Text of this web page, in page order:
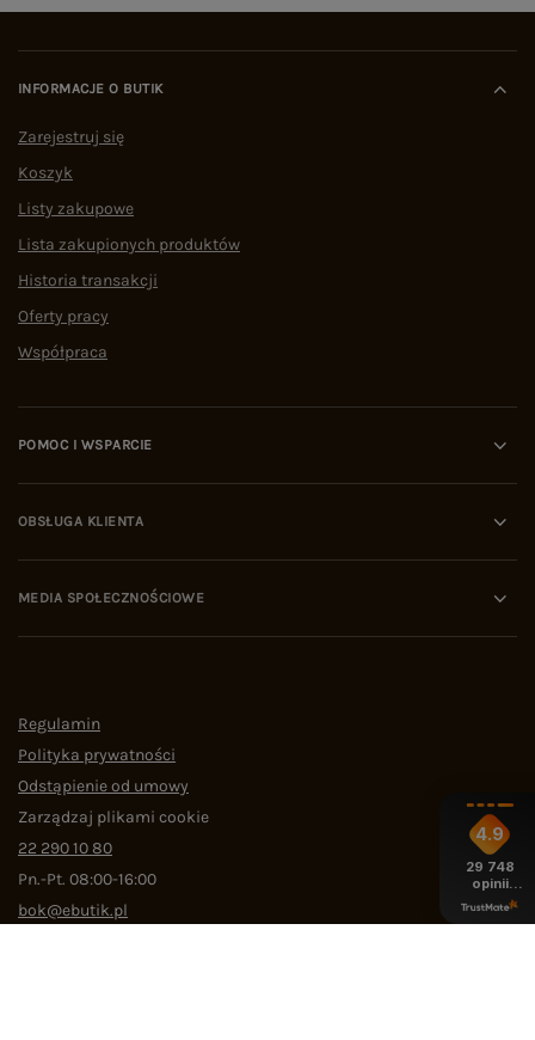
INFORMACJE O BUTIK
Zarejestruj się
Koszyk
Listy zakupowe
Lista zakupionych produktów
Historia transakcji
Oferty pracy
Współpraca
POMOC I WSPARCIE
OBSŁUGA KLIENTA
MEDIA SPOŁECZNOŚCIOWE
Regulamin
Polityka prywatności
Odstąpienie od umowy
Zarządzaj plikami cookie
22 290 10 80
Pn.-Pt. 08:00-16:00
bok@ebutik.pl
4.9
29 748
opinii
z całego